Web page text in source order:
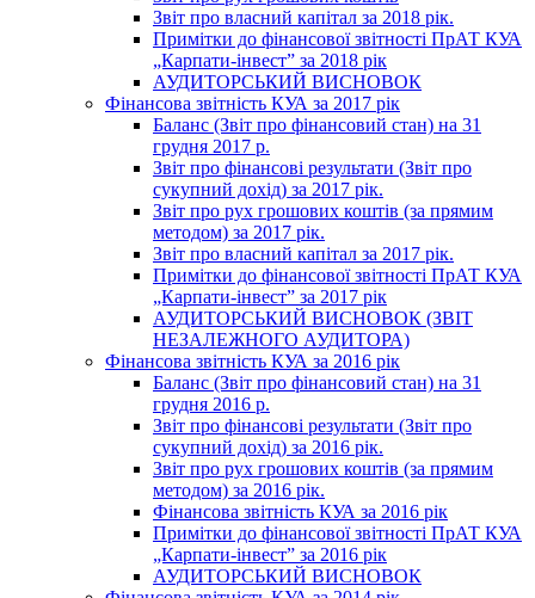
Звіт про власний капітал за 2018 рік.
Примітки до фінансової звітності ПрАТ КУА
„Карпати-інвест” за 2018 рік
АУДИТОРСЬКИЙ ВИСНОВОК
Фінансова звітність КУА за 2017 рік
Баланс (Звіт про фінансовий стан) на 31
грудня 2017 р.
Звіт про фінансові результати (Звіт про
сукупний дохід) за 2017 рік.
Звіт про рух грошових коштів (за прямим
методом) за 2017 рік.
Звіт про власний капітал за 2017 рік.
Примітки до фінансової звітності ПрАТ КУА
„Карпати-інвест” за 2017 рік
АУДИТОРСЬКИЙ ВИСНОВОК (ЗВІТ
НЕЗАЛЕЖНОГО АУДИТОРА)
Фінансова звітність КУА за 2016 рік
Баланс (Звіт про фінансовий стан) на 31
грудня 2016 р.
Звіт про фінансові результати (Звіт про
сукупний дохід) за 2016 рік.
Звіт про рух грошових коштів (за прямим
методом) за 2016 рік.
Фінансова звітність КУА за 2016 рік
Примітки до фінансової звітності ПрАТ КУА
„Карпати-інвест” за 2016 рік
АУДИТОРСЬКИЙ ВИСНОВОК